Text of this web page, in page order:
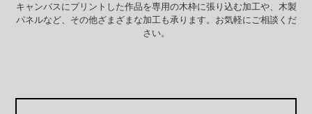
キャンバスにプリントした作品を専用の木枠に張り込む加工や、 木製
パネルなど、その他ざまざまな加工も承ります。 お気軽にご相談くだ
さい。